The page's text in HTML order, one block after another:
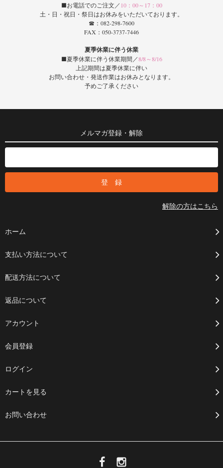
■お電話でのご注文／ 10：00～17：00
土・日・祝日・祭日はお休みをいただいております。
☎：082-298-7600
FAX：050-3737-7446
夏季休業に伴う休業
■夏季休業に伴う休業期間／8/8～8/16
上記期間は夏季休業に伴い
お問い合わせ・発送作業はお休みとなります。
予めご了承ください
メルマガ登録・解除
解除の方はこちら
ホーム
支払い方法について
配送方法について
返品について
アカウント
会員登録
ログイン
カートを見る
お問い合わせ